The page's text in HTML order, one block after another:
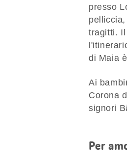
presso
tragitti.
di Maia
Ai
Corona
signori
Per